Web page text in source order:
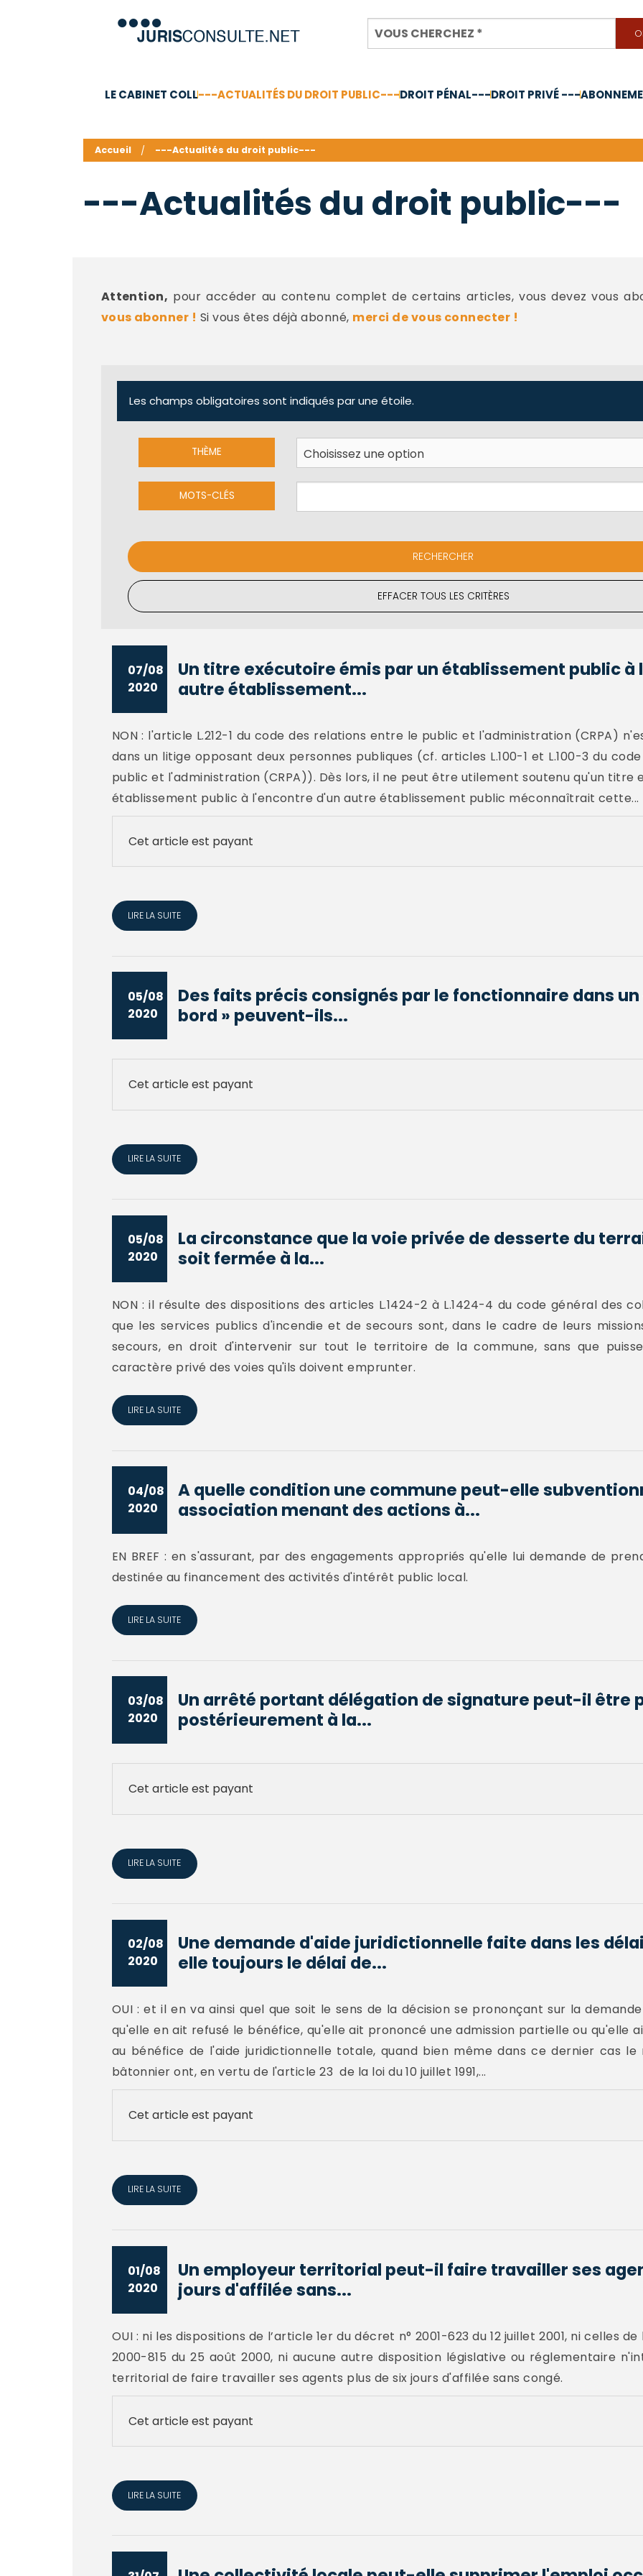
LE CABINET COLL---ACTUALITÉS DU DROIT PUBLIC---DROIT PÉNAL---DROIT PRIVÉ ---
Accueil ---Actualités du droit public---
---Actualités du droit public---
Attention, pour accéder au contenu complet de certains articles, vous devez vous
vous abonner ! Si vous êtes déjà abonné, merci de vous connecter !
Les champs obligatoires sont indiqués par une étoile.
THÈME
MOTS-CLÉS
EFFACER TOUS LES CRITÈRES
07/08
2020
Un titre exécutoire émis par un établissement public à
autre établissement...
NON : l'article L.212-1 du code des relations entre le public et l'administration (CRPA)
dans un litige opposant deux personnes publiques (cf. articles L.100-1 et L.100-3 du
public et l'administration (CRPA)). Dès lors, il ne peut être utilement soutenu qu'un titre
établissement public à l'encontre d'un autre établissement public méconnaîtrait cette...
Cet article est payant
LIRE LA SUITE
05/08
2020
Des faits précis consignés par le fonctionnaire dans un
bord » peuvent-ils...
Cet article est payant
LIRE LA SUITE
05/08
2020
La circonstance que la voie privée de desserte du
soit fermée à la...
NON : il résulte des dispositions des articles L.1424-2 à L.1424-4 du code général des
que les services publics d'incendie et de secours sont, dans le cadre de leurs
secours, en droit d'intervenir sur tout le territoire de la commune, sans que
caractère privé des voies qu'ils doivent emprunter.
LIRE LA SUITE
04/08
2020
A quelle condition une commune peut-elle
association menant des actions à...
EN BREF : en s'assurant, par des engagements appropriés qu'elle lui demande de
destinée au financement des activités d'intérêt public local.
LIRE LA SUITE
03/08
2020
Un arrêté portant délégation de signature peut-il être
postérieurement à la...
Cet article est payant
LIRE LA SUITE
02/08
2020
Une demande d'aide juridictionnelle faite dans les
elle toujours le délai de...
OUI : et il en va ainsi quel que soit le sens de la décision se prononçant sur la
qu'elle en ait refusé le bénéfice, qu'elle ait prononcé une admission partielle ou qu'elle
au bénéfice de l'aide juridictionnelle totale, quand bien même dans ce dernier cas le
bâtonnier ont, en vertu de l'article 23 de la loi du 10 juillet 1991,...
Cet article est payant
LIRE LA SUITE
01/08
2020
Un employeur territorial peut-il faire travailler ses
jours d'affilée sans...
OUI : ni les dispositions de l’article 1er du décret n° 2001-623 du 12 juillet 2001, ni celles
2000-815 du 25 août 2000, ni aucune autre disposition législative ou réglementaire
territorial de faire travailler ses agents plus de six jours d'affilée sans congé.
Cet article est payant
LIRE LA SUITE